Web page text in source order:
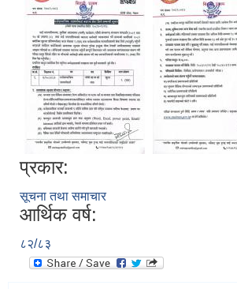
प्रकार:
सूचना तथा समाचार
आर्थिक वर्ष:
८२/८३